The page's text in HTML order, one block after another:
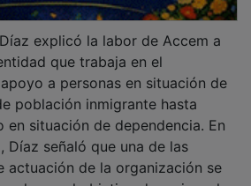
que trabaja en el
a personas en situación de
población inmigrante hasta
situación de dependencia. En
Díaz señaló que una de las
actuación de la organización se
con el objetivo de mejorar la